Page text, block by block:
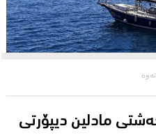
مادلین دیپۆرتی